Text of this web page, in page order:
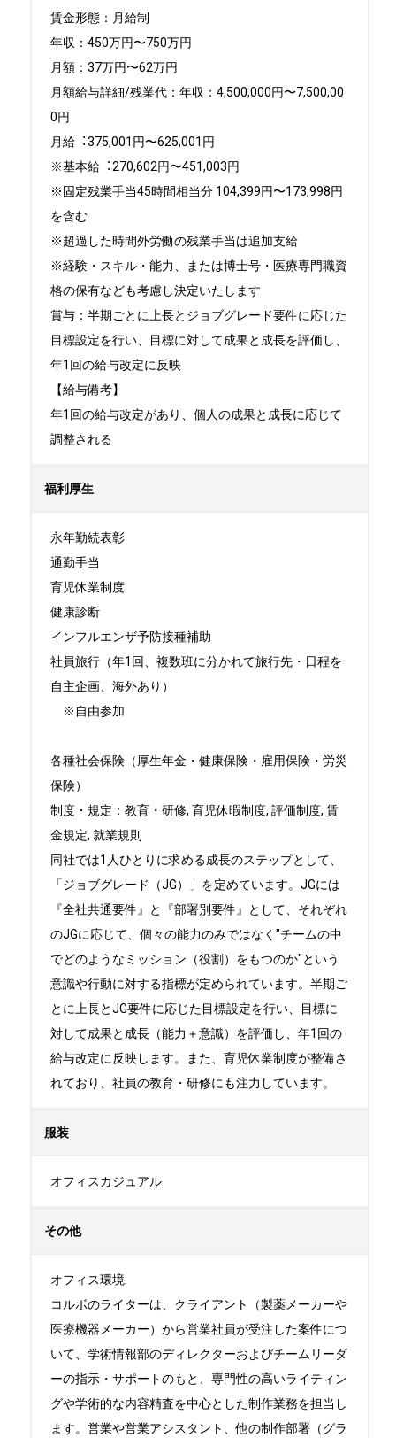
賃金形態：月給制
年収：450万円〜750万円
月額：37万円〜62万円
月額給与詳細/残業代：年収：4,500,000円〜7,500,00
0円
⽉給︓375,001円〜625,001円
※基本給︓270,602円〜451,003円
※固定残業⼿当45時間相当分 104,399円〜173,998円
を含む
※超過した時間外労働の残業⼿当は追加⽀給
※経験・スキル・能⼒、または博⼠号・医療専⾨職資
格の保有なども考慮し決定いたします
賞与：半期ごとに上長とジョブグレード要件に応じた
目標設定を行い、目標に対して成果と成長を評価し、
年1回の給与改定に反映
【給与備考】
年1回の給与改定があり、個人の成果と成長に応じて
調整される
福利厚生
永年勤続表彰
通勤手当
育児休業制度
健康診断
インフルエンザ予防接種補助
社員旅行（年1回、複数班に分かれて旅行先・日程を
自主企画、海外あり）
※自由参加
各種社会保険（厚生年金・健康保険・雇用保険・労災
保険）
制度・規定：教育・研修, 育児休暇制度, 評価制度, 賃
金規定, 就業規則
同社では1人ひとりに求める成長のステップとして、
「ジョブグレード（JG）」を定めています。JGには
『全社共通要件』と『部署別要件』として、それぞれ
のJGに応じて、個々の能力のみではなく"チームの中
でどのようなミッション（役割）をもつのか"という
意識や行動に対する指標が定められています。半期ご
とに上長とJG要件に応じた目標設定を行い、目標に
対して成果と成長（能力＋意識）を評価し、年1回の
給与改定に反映します。また、育児休業制度が整備さ
れており、社員の教育・研修にも注力しています。
服装
オフィスカジュアル
その他
オフィス環境:
コルボのライターは、クライアント（製薬メーカーや
医療機器メーカー）から営業社員が受注した案件につ
いて、学術情報部のディレクターおよびチームリーダ
ーの指示・サポートのもと、専門性の高いライティン
グや学術的な内容精査を中心とした制作業務を担当し
ます。営業や営業アシスタント、他の制作部署（グラ